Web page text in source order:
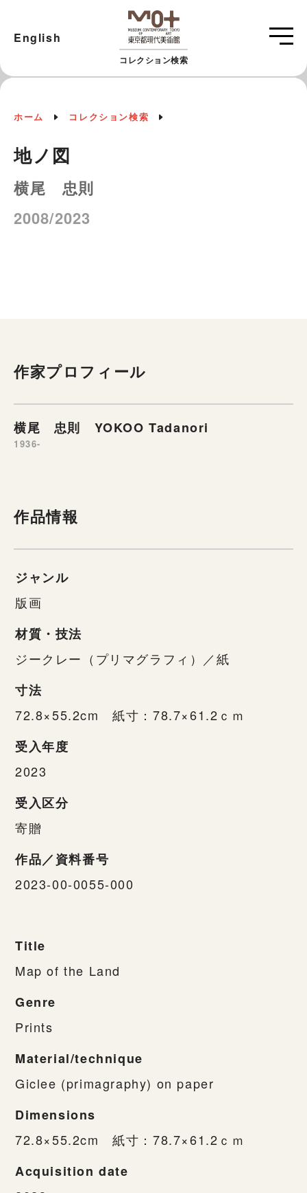
コレクション検索
English
ホーム コレクション検索
地ノ図
横尾 忠則
2008/2023
作家プロフィール
横尾 忠則 YOKOO Tadanori
1936-
作品情報
ジャンル
版画
材質・技法
ジークレー（プリマグラフィ）／紙
寸法
72.8×55.2cm 紙寸：78.7×61.2ｃｍ
受入年度
2023
受入区分
寄贈
作品／資料番号
2023-00-0055-000
Title
Map of the Land
Genre
Prints
Material/technique
Giclee (primagraphy) on paper
Dimensions
72.8×55.2cm 紙寸：78.7×61.2ｃｍ
Acquisition date